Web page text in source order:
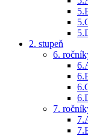
2. stupeň
6.
7.